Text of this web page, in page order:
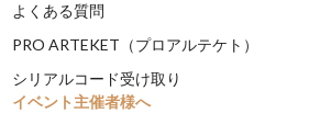
よくある質問
PRO ARTEKET（プロアルテケト）
シリアルコード受け取り
イベント主催者様へ